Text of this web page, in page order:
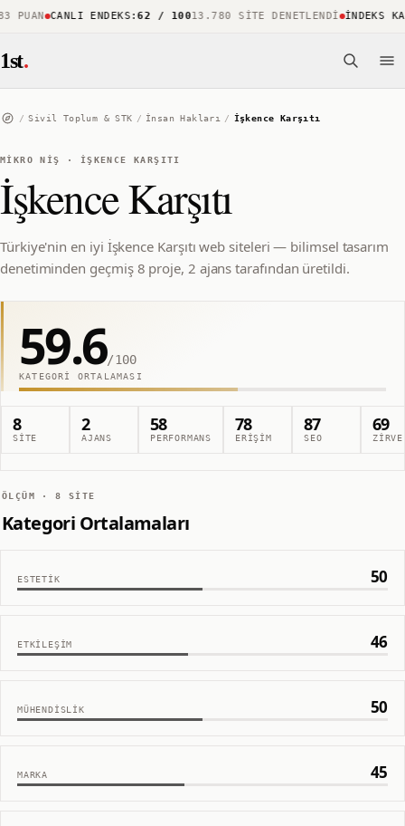
CANLI ENDEKS:62 / 10013.780 SITE DENETLENDI İNDEKS
1st.
/ Sivil Toplum & STK / İnsan Hakları / İşkence Karşıtı
MIKRO NIŞ · İŞKENCE KARŞITI
İşkence Karşıtı
Türkiye'nin en iyi İşkence Karşıtı web siteleri — bilimsel tasarım
denetiminden geçmiş 8 proje, 2 ajans tarafından üretildi.
59.6/100
KATEGORI ORTALAMASI
8
SITE
2
AJANS
58
PERFORMANS
78
ERIŞIM
87
SEO
69
ZIRVE
ÖLÇÜM ·8 SITE
Kategori Ortalamaları
ESTETIK 50
ETKILEŞIM 46
MÜHENDISLIK 50
MARKA 45